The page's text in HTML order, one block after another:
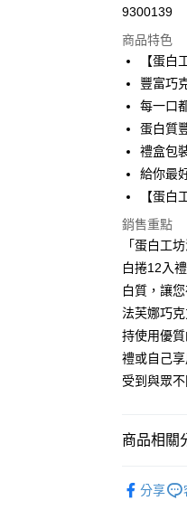
街口支付
悠遊付
Google Pay
全盈+PAY
大哥付你分
【大哥付
1.本服務由
流程，驗證
完成交易。
3.實際核准
消。如遇「
無法說明評
【繳款方式
1.分期款項
醒簡訊。
2.透過簡訊
1.本服務係
2.基於同意
AFTEE先
相關說明
【關於「
AFTEE先
便利好安心
１．簡單
２．便利：
３．安心：
１．於結帳
付」結帳頁
※ 請注意：
※ 交易是否
ATM付款
運送方式
付款後全
每筆
9300139
商品特色
【蛋
豐富巧
每一口
蛋白質
禮盒包
給你最
【蛋白
銷售重點
「蛋白工
白捲12入
白質，讓
法芙娜巧
持使用優
禮或自己
受到與眾
商品相關
分享